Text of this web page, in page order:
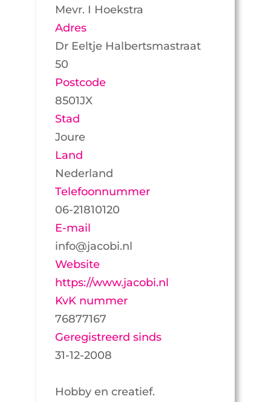
Mevr. I Hoekstra
Adres
Dr Eeltje Halbertsmastraat
50
Postcode
8501JX
Stad
Joure
Land
Nederland
Telefoonnummer
06-21810120
E-mail
info@jacobi.nl
Website
https://www.jacobi.nl
KvK nummer
76877167
Geregistreerd sinds
31-12-2008
Hobby en creatief.